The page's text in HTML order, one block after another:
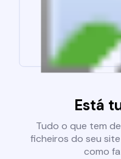
Está
Tudo o que tem
ficheiros do seu
como